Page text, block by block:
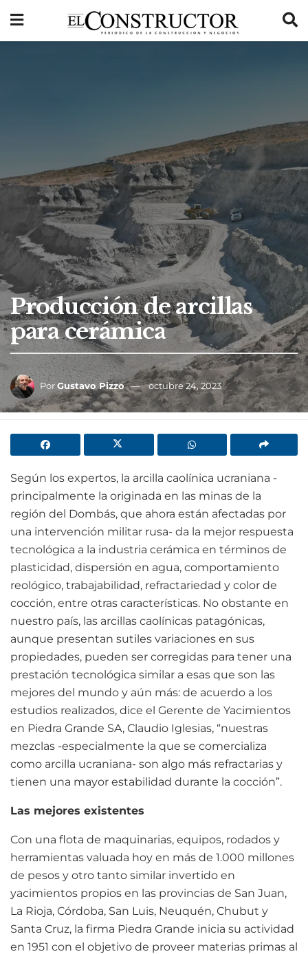
Producción de arcillas
para cerámica
PorGustavo Pizzo octubre 24, 2023
Según los expertos, la arcilla caolínica ucraniana -
principalmente la originada en las minas de la
región del Dombás, que ahora están afectadas por
una intervención militar rusa- da la mejor respuesta
tecnológica a la industria cerámica en términos de
plasticidad, dispersión en agua, comportamiento
reológico, trabajabilidad, refractariedad y color de
cocción, entre otras características. No obstante en
nuestro país, las arcillas caolínicas patagónicas,
aunque presentan sutiles variaciones en sus
propiedades, pueden ser corregidas para tener una
prestación tecnológica similar a esas que son las
mejores del mundo y aún más: de acuerdo a los
estudios realizados, dice el Gerente de Yacimientos
en Piedra Grande SA, Claudio Iglesias, “nuestras
mezclas -especialmente la que se comercializa
como arcilla ucraniana- son algo más refractarias y
tienen una mayor estabilidad durante la cocción”.
Las mejores existentes
Con una flota de maquinarias, equipos, rodados y
herramientas valuada hoy en más de 1.000 millones
de pesos y otro tanto similar invertido en
yacimientos propios en las provincias de San Juan,
La Rioja, Córdoba, San Luis, Neuquén, Chubut y
Santa Cruz, la firma Piedra Grande inicia su actividad
en 1951 con el objetivo de proveer materias primas al